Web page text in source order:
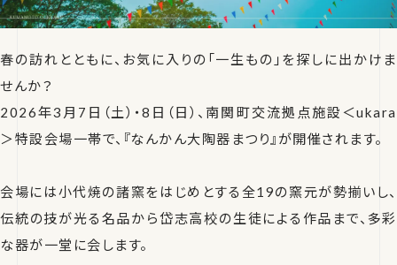
春の訪れとともに、お気に入りの「一生もの」を探しに出かけま
せんか？
2026年3月7日（土）・8日（日）、南関町交流拠点施設＜ukara
＞特設会場一帯で、『なんかん大陶器まつり』が開催されます。
会場には小代焼の諸窯をはじめとする全19の窯元が勢揃いし、
伝統の技が光る名品から岱志高校の生徒による作品まで、多彩
な器が一堂に会します。